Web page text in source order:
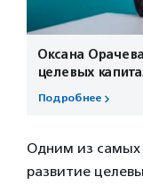
Оксана
целевых
Подробнее
Одним из самых
развитие